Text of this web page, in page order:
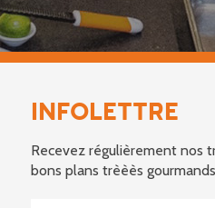
INFOLETTRE
Recevez régulièrement nos
bons plans trèèès